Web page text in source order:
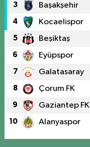
3 Başakşehir
4 Kocaelispor
5 Beşiktaş
6 Eyüpspor
7 Galatasaray
8 Çorum FK
9 Gaziantep FK
10 Alanyaspor